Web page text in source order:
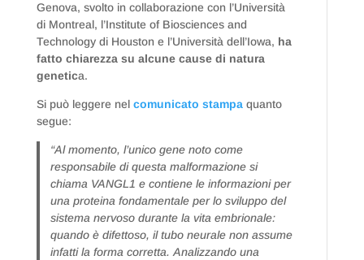
Genova, svolto in collaborazione con l’Università
di Montreal, l’Institute of Biosciences and
Technology di Houston e l’Università dell’Iowa, ha
fatto chiarezza su alcune cause di natura
genetica.
Si può leggere nel comunicato stampaquanto
segue:
“Al momento, l’unico gene noto come
responsabile di questa malformazione si
chiama VANGL1 e contiene le informazioni per
una proteina fondamentale per lo sviluppo del
sistema nervoso durante la vita embrionale:
quando è difettoso, il tubo neurale non assume
infatti la forma corretta. Analizzando una